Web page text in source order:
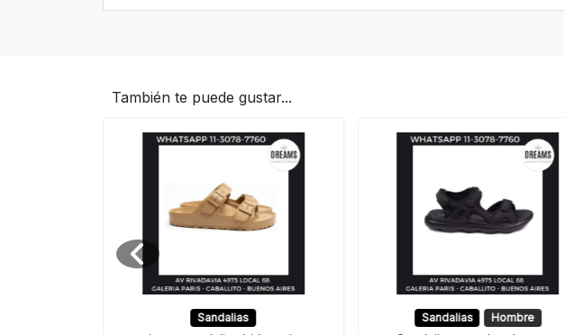
También te puede gustar...
Sandalias Sandalias Hombre